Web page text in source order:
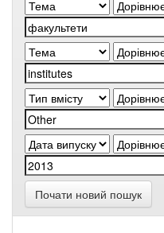
Почати новий пошук